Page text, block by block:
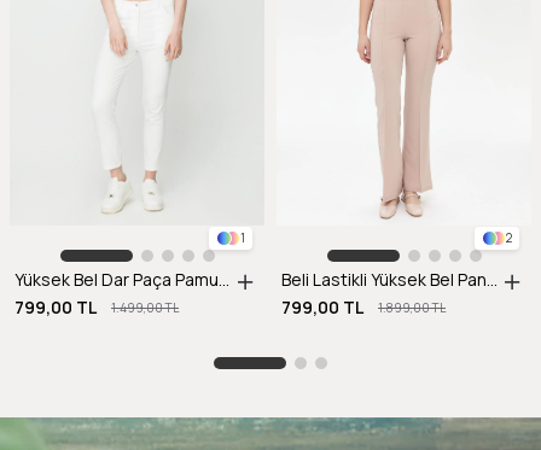
1
Yüksek Bel Dar Paça Pamuklu Pantolon-EKRU
799,00 TL
1.499,00 TL
2
Beli Lastikli Yüksek Bel Pantolon-BEJ
799,00 TL
1.899,00 TL